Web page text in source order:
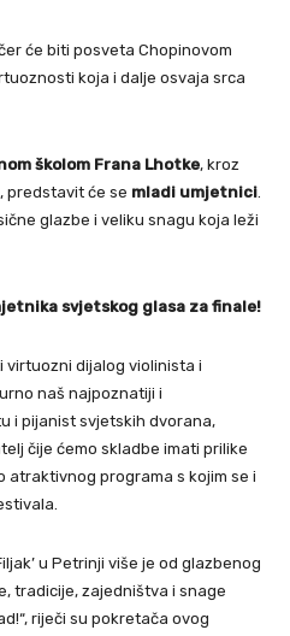
će biti posveta Chopinovom
koja i dalje osvaja srca
školom Frana Lhotke, kroz
predstavit će se mladi umjetnici
glazbe i veliku snagu koja leži
svjetskog glasa za finale!
virtuozni dijalog violinista i
naš najpoznatiji i
i pijanist svjetskih dvorana,
čije ćemo skladbe imati prilike
programa s kojim se i
u Petrinji više je od glazbenog
tradicije, zajedništva i snage
riječi su pokretača ovog